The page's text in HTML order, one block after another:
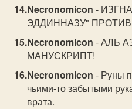
Necronomicon -
ЭДДИННАЗУ"
Necronomicon - АЛЬ
МАНУСКРИПТ!
Necronomicon - Руны
чьими-то забытыми
врата.